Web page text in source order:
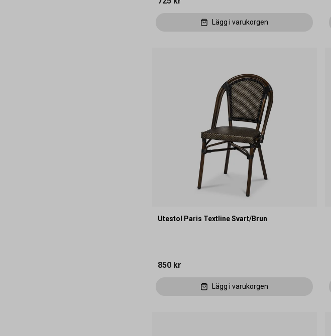
Lägg i varukorgen
Utestol Paris Textline Svart/Brun
850 kr
Lägg i varukorgen